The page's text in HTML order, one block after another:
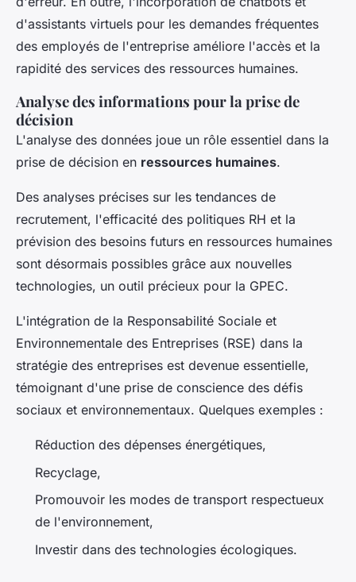
d'assistants virtuels pour les demandes fréquentes
des employés de l'entreprise améliore l'accès et la
rapidité des services des ressources humaines.
Analyse des informations pour la prise de
décision
L'analyse des données joue un rôle essentiel dans la
prise de décision en ressources humaines.
Des analyses précises sur les tendances de
recrutement, l'efficacité des politiques RH et la
prévision des besoins futurs en ressources humaines
sont désormais possibles grâce aux nouvelles
technologies, un outil précieux pour la GPEC.
L'intégration de la Responsabilité Sociale et
Environnementale des Entreprises (RSE) dans la
stratégie des entreprises est devenue essentielle,
témoignant d'une prise de conscience des défis
sociaux et environnementaux. Quelques exemples :
Réduction des dépenses énergétiques,
Recyclage,
Promouvoir les modes de transport respectueux
de l'environnement,
Investir dans des technologies écologiques.